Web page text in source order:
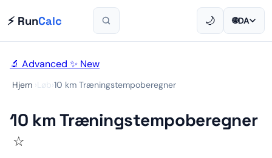
⚡ RunCalc 🌙 🌐DA
🔬 Advanced ✨ New
Hjem ›Løb›10 km Træningstempoberegner
10 km Træningstempoberegner
☆